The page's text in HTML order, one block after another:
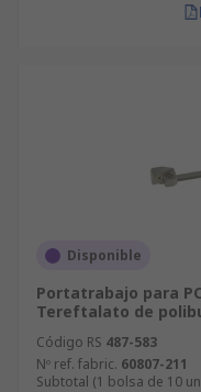
Disponible
Portatrabajo para
Tereftalato de
Código RS 487-583
Nº ref. fabric. 60807-211
Subtotal (1 bolsa de 10